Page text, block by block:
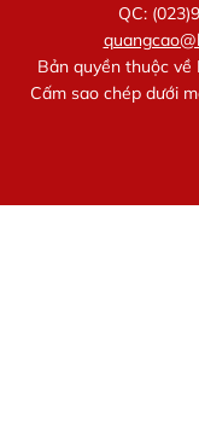
QC:
Bản quyền thuộc về
Cấm sao chép dưới